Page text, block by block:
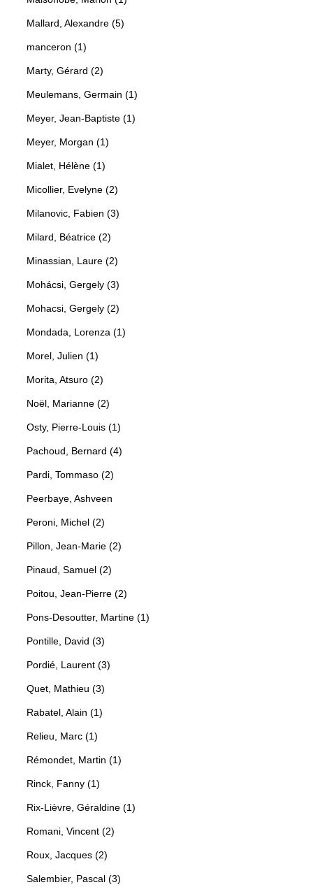
Mallard, Alexandre (5)
manceron (1)
Marty, Gérard (2)
Meulemans, Germain (1)
Meyer, Jean-Baptiste (1)
Meyer, Morgan (1)
Mialet, Hélène (1)
Micollier, Evelyne (2)
Milanovic, Fabien (3)
Milard, Béatrice (2)
Minassian, Laure (2)
Mohácsi, Gergely (3)
Mohacsi, Gergely (2)
Mondada, Lorenza (1)
Morel, Julien (1)
Morita, Atsuro (2)
Noël, Marianne (2)
Osty, Pierre-Louis (1)
Pachoud, Bernard (4)
Pardi, Tommaso (2)
Peerbaye, Ashveen
Peroni, Michel (2)
Pillon, Jean-Marie (2)
Pinaud, Samuel (2)
Poitou, Jean-Pierre (2)
Pons-Desoutter, Martine (1)
Pontille, David (3)
Pordié, Laurent (3)
Quet, Mathieu (3)
Rabatel, Alain (1)
Relieu, Marc (1)
Rémondet, Martin (1)
Rinck, Fanny (1)
Rix-Lièvre, Géraldine (1)
Romani, Vincent (2)
Roux, Jacques (2)
Salembier, Pascal (3)